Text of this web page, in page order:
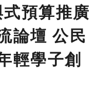
預算推廣
論壇 公民
輕學子創